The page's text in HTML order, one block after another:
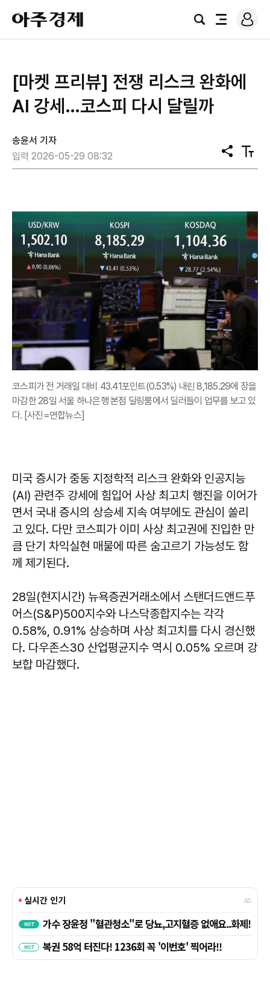
아
주
경
검
전
로
그
[마켓 프리뷰] 전쟁 리스크 완화에
AI 강세…코스피 다시 달릴까
송윤서 기자
입력 2026-05-29 08:32
공
유
텍
스
코스피가 전 거래일 대비 43.41포인트(0.53%) 내린 8,185.29에 장을
마감한 28일 서울 하나은행 본점 딜링룸에서 딜러들이 업무를 보고 있
다. [사진=연합뉴스]
미국 증시가 중동 지정학적 리스크 완화와 인공지능
(AI) 관련주 강세에 힘입어 사상 최고치 행진을 이어가
면서 국내 증시의 상승세 지속 여부에도 관심이 쏠리
고 있다. 다만 코스피가 이미 사상 최고권에 진입한 만
큼 단기 차익실현 매물에 따른 숨고르기 가능성도 함
께 제기된다.
28일(현지시간) 뉴욕증권거래소에서 스탠더드앤드푸
어스(S&P)500지수와 나스닥종합지수는 각각
0.58%, 0.91% 상승하며 사상 최고치를 다시 경신했
다. 다우존스30 산업평균지수 역시 0.05% 오르며 강
보합 마감했다.